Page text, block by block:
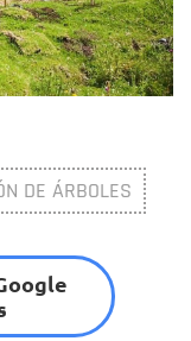
DE ÁRBOLES